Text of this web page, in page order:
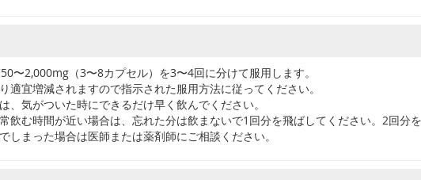
〜2,000mg（3〜8カプセル）を3〜4回に分けて服用します。
適宜増減されますので指示された服用方法に従ってください。
、気がついた時にできるだけ早く飲んでください。
飲む時間が近い場合は、忘れた分は飲まないで1回分を飛ばしてください。2回分
しまった場合は医師または薬剤師にご相談ください。